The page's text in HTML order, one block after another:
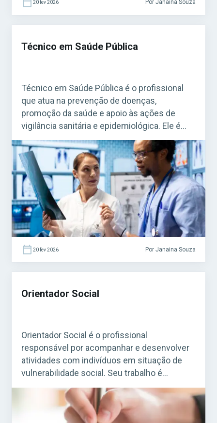
20 fev 2026 Por Janaina Souza
Técnico em Saúde Pública
Técnico em Saúde Pública é o profissional
que atua na prevenção de doenças,
promoção da saúde e apoio às ações de
vigilância sanitária e epidemiológica. Ele é
fundamental para o funcionamento do
Sistema Único de Saúde (SUS). Acesse agora
o Curso Grátis INSS 2026! O cargo é bastante
procurado em concursos federais, estaduais
e municipais, […]
20 fev 2026 Por Janaina Souza
Orientador Social
Orientador Social é o profissional
responsável por acompanhar e desenvolver
atividades com indivíduos em situação de
vulnerabilidade social. Seu trabalho é
essencial em programas de assistência
social mantidos por prefeituras e governos,
especialmente em Centros de Referência de